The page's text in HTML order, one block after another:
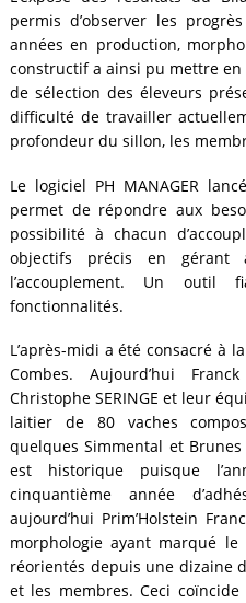
permis d’observer les
années en production,
constructif a ainsi pu mettre
de sélection des éleveurs
difficulté de travailler
profondeur du sillon, les
Le logiciel PH MANAGER
permet de répondre aux
possibilité à chacun
objectifs précis en
l’accouplement. Un outil
fonctionnalités.
L’après-midi a été consacré à
Combes. Aujourd’hui
Christophe SERINGE et leur
laitier de 80 vaches
quelques Simmental et
est historique puisque
cinquantième année
aujourd’hui Prim’Holstein
morphologie ayant marqué
réorientés depuis une dizaine
et les membres. Ceci